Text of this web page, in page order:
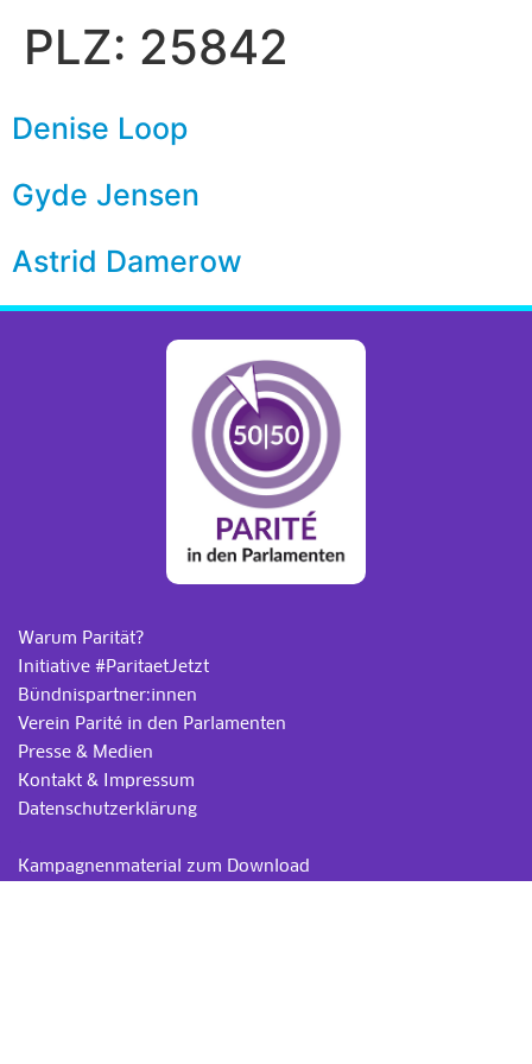
PLZ: 25842
Denise Loop
Gyde Jensen
Astrid Damerow
Warum Parität?
Initiative #ParitaetJetzt
Bündnispartner:innen
Verein Parité in den Parlamenten
Presse & Medien
Kontakt & Impressum
Datenschutzerklärung
Kampagnenmaterial zum Download